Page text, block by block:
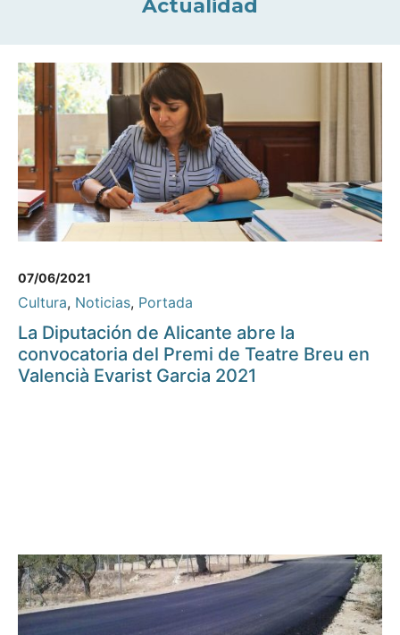
Actualidad
07/06/2021
Cultura, Noticias, Portada
La Diputación de Alicante abre la
convocatoria del Premi de Teatre Breu en
Valencià Evarist Garcia 2021